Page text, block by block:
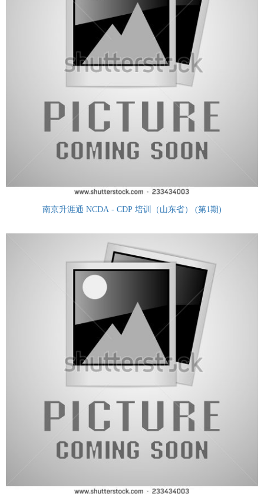
南京升涯通 NCDA - CDP 培训（山东省） (第1期)